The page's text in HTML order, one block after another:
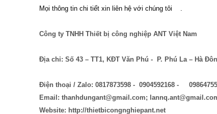
Mọi thông tin chi tiết xin liên hệ với chúng tôi
Công ty TNHH Thiết bị công nghiệp ANT Việt Nam
Địa chỉ: Số 43 – TT1, KĐT Văn Phú - P. Phú La – Hà
Điện thoại / Zalo: 0817873598 - 0904592168 -
Email: thanhdungant@gmail.com;
Website: http://thietbicongnghiepant.net